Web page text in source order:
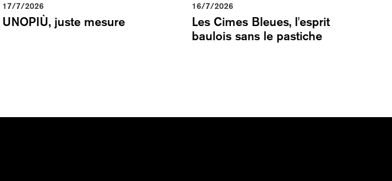
17/7/2026
UNOPIÙ, juste mesure
16/7/2026
Les Cimes Bleues, l'esprit
baulois sans le pastiche